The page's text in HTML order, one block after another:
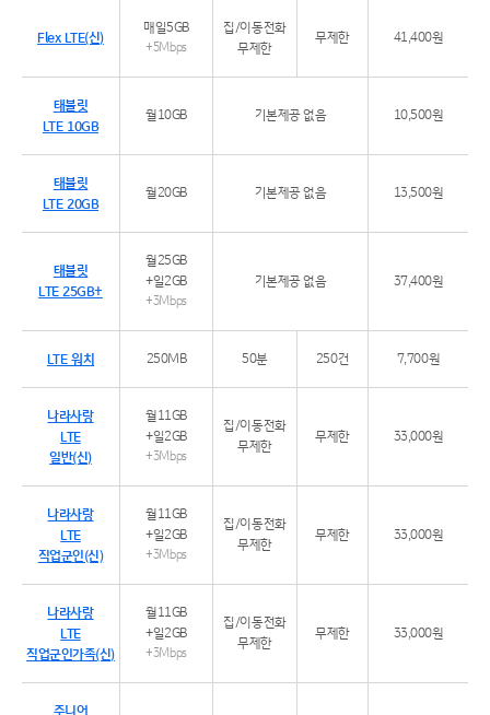
Flex LTE(신)
매일5GB
+5Mbps
집/이동전화
무제한
무제한 41,400원
태블릿
LTE 10GB
월10GB 기본제공 없음 10,500원
태블릿
LTE 20GB
월20GB 기본제공 없음 13,500원
태블릿
LTE 25GB+
월25GB
+일2GB
+3Mbps
기본제공 없음 37,400원
LTE 워치 250MB 50분 250건 7,700원
나라사랑
LTE
일반(신)
월11GB
+일2GB
+3Mbps
집/이동전화
무제한
무제한 33,000원
나라사랑
LTE
직업군인(신)
월11GB
+일2GB
+3Mbps
집/이동전화
무제한
무제한 33,000원
나라사랑
LTE
직업군인가족(신)
월11GB
+일2GB
+3Mbps
집/이동전화
무제한
무제한 33,000원
주니어